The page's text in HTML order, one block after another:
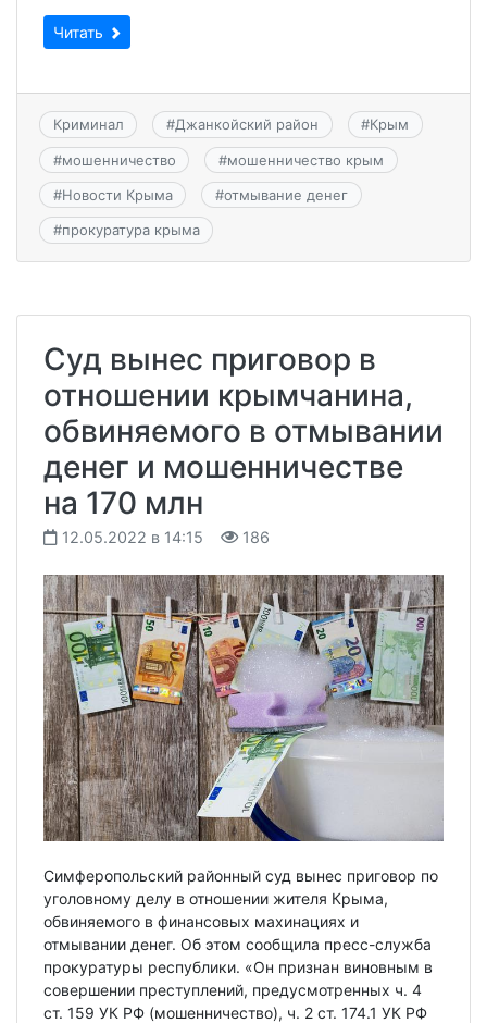
Читать
Криминал #Джанкойский район #Крым
#мошенничество #мошенничество крым
#Новости Крыма #отмывание денег
#прокуратура крыма
Суд вынес приговор в
отношении крымчанина,
обвиняемого в отмывании
денег и мошенничестве
на 170 млн
12.05.2022 в 14:15 186
Симферопольский районный суд вынес приговор по
уголовному делу в отношении жителя Крыма,
обвиняемого в финансовых махинациях и
отмывании денег. Об этом сообщила пресс-служба
прокуратуры республики. «Он признан виновным в
совершении преступлений, предусмотренных ч. 4
ст. 159 УК РФ (мошенничество), ч. 2 ст. 174.1 УК РФ